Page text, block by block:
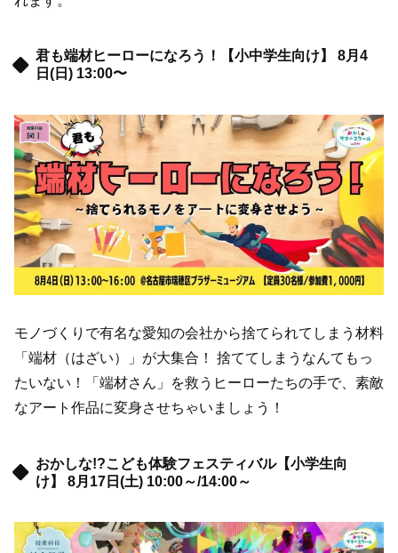
君も端材ヒーローになろう！【小中学生向け】 8月4
日(日) 13:00〜
モノづくりで有名な愛知の会社から捨てられてしまう材料
「端材（はざい）」が大集合！ 捨ててしまうなんてもっ
たいない！「端材さん」を救うヒーローたちの手で、素敵
なアート作品に変身させちゃいましょう！
おかしな!?こども体験フェスティバル【小学生向
け】 8月17日(土) 10:00～/14:00～